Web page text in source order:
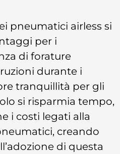
pneumatici airless si
per i
di forature
durante i
tranquillità per gli
si risparmia tempo,
i costi legati alla
creando
di questa